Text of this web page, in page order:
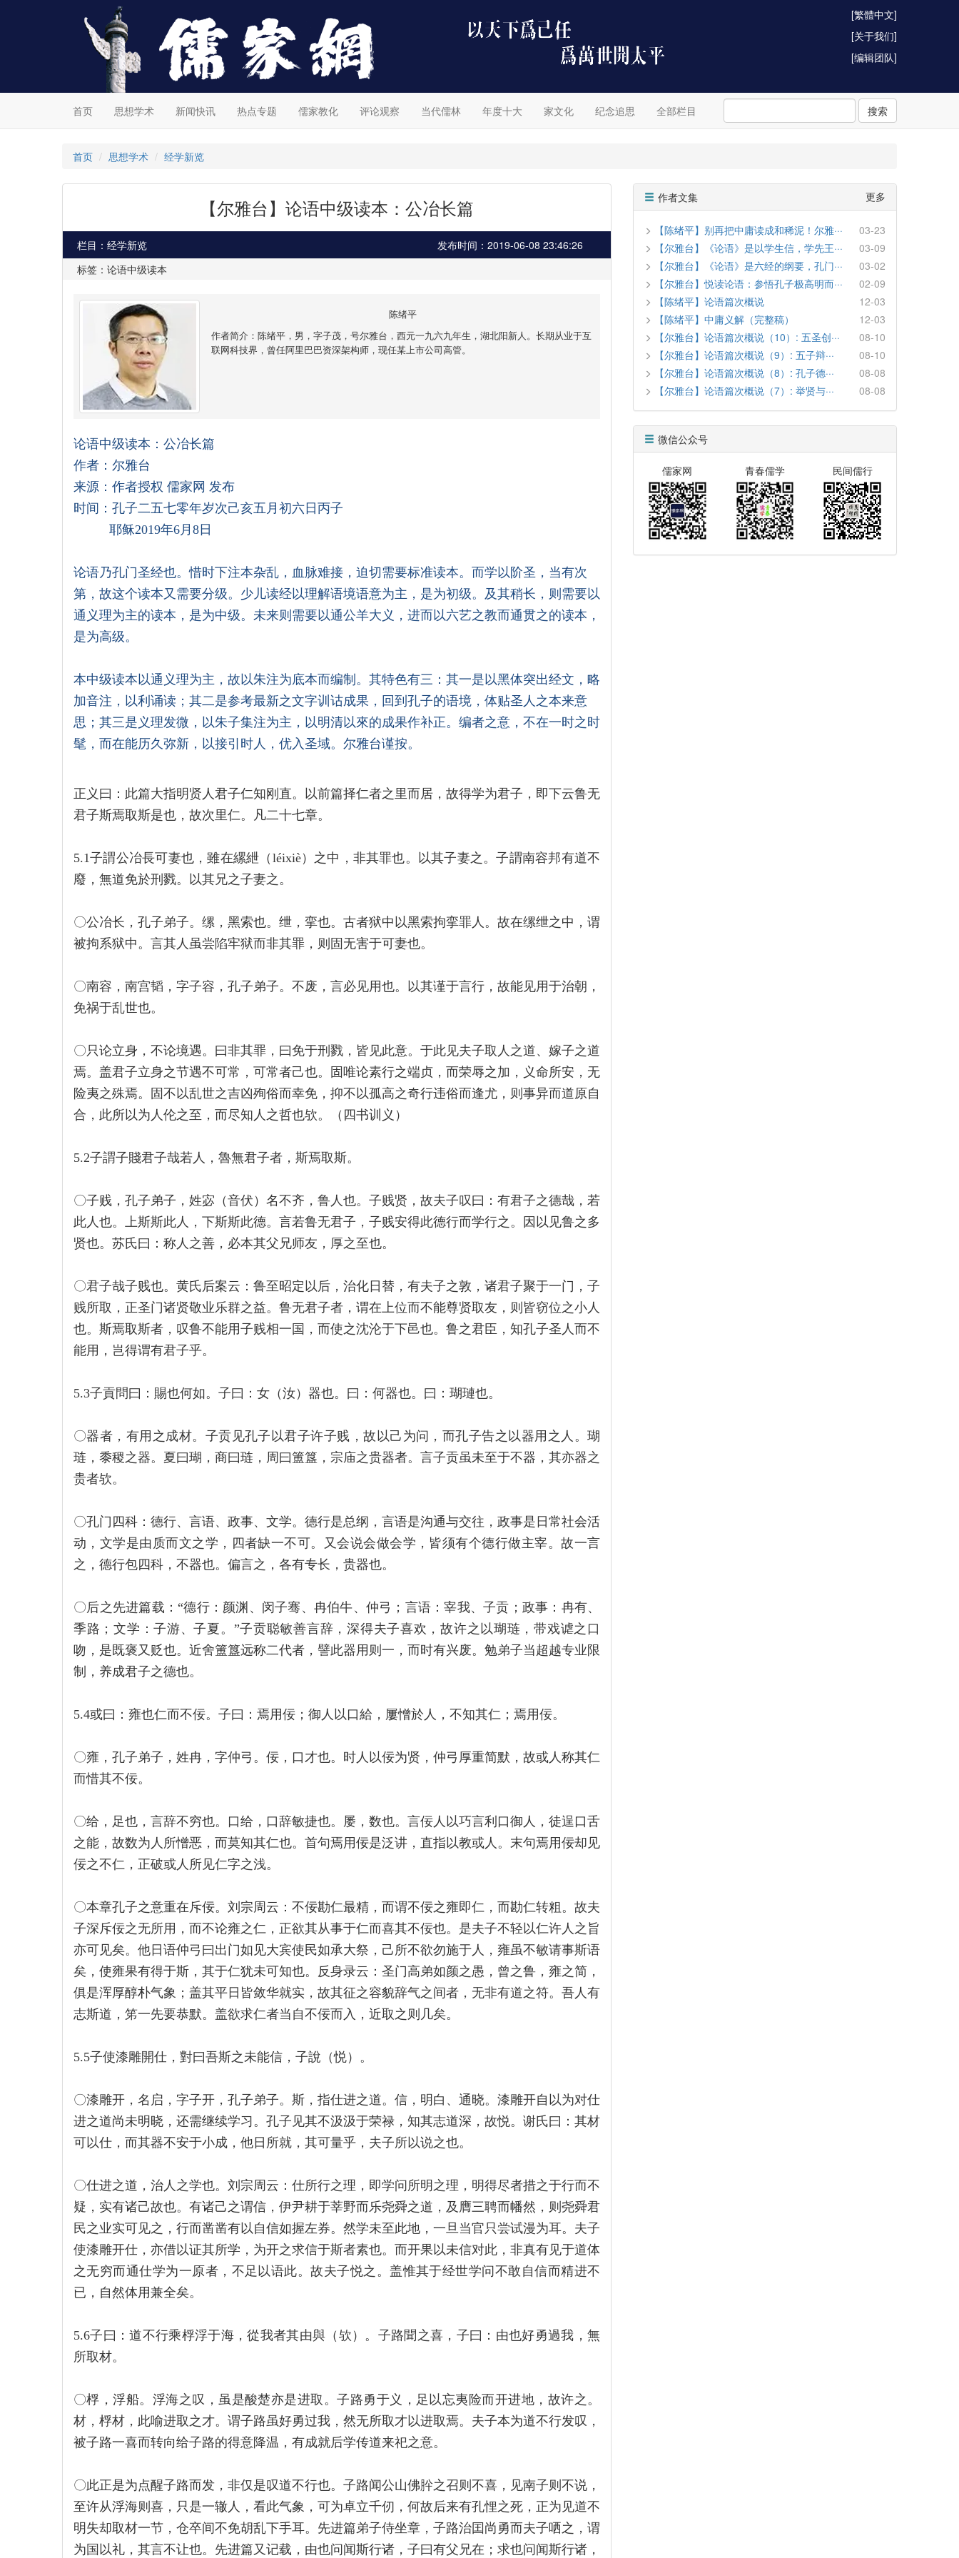
[繁體中文]
[关于我们]
[编辑团队]
首页 思想学术 新闻快讯 热点专题 儒家教化 评论观察 当代儒林 年度十大 家文化 纪念追思 全部栏目 搜索
首页 思想学术 经学新览
【尔雅台】论语中级读本：公冶长篇
栏目：经学新览
发布时间：2019-06-08 23:46:26
标签：论语中级读本
陈绪平
作者简介：陈绪平，男，字子茂，号尔雅台，西元一九六九年生，湖北阳新人。长期从业于互
联网科技界，曾任阿里巴巴资深架构师，现任某上市公司高管。
论语中级读本：公冶长篇
作者：尔雅台
来源：作者授权 儒家网 发布
时间：孔子二五七零年岁次己亥五月初六日丙子
耶稣2019年6月8日
论语乃孔门圣经也。惜时下注本杂乱，血脉难接，迫切需要标准读本。而学以阶圣，当有次
第，故这个读本又需要分级。少儿读经以理解语境语意为主，是为初级。及其稍长，则需要以
通义理为主的读本，是为中级。未来则需要以通公羊大义，进而以六艺之教而通贯之的读本，
是为高级。
本中级读本以通义理为主，故以朱注为底本而编制。其特色有三：其一是以黑体突出经文，略
加音注，以利诵读；其二是参考最新之文字训诂成果，回到孔子的语境，体贴圣人之本来意
思；其三是义理发微，以朱子集注为主，以明清以來的成果作补正。编者之意，不在一时之时
髦，而在能历久弥新，以接引时人，优入圣域。尔雅台谨按。
正义曰：此篇大指明贤人君子仁知刚直。以前篇择仁者之里而居，故得学为君子，即下云鲁无
君子斯焉取斯是也，故次里仁。凡二十七章。
5.1子謂公冶長可妻也，雖在縲紲（léixiè）之中，非其罪也。以其子妻之。子謂南容邦有道不
廢，無道免於刑戮。以其兄之子妻之。
〇公冶长，孔子弟子。缧，黑索也。绁，挛也。古者狱中以黑索拘挛罪人。故在缧绁之中，谓
被拘系狱中。言其人虽尝陷牢狱而非其罪，则固无害于可妻也。
〇南容，南宫韬，字子容，孔子弟子。不废，言必见用也。以其谨于言行，故能见用于治朝，
免祸于乱世也。
〇只论立身，不论境遇。曰非其罪，曰免于刑戮，皆见此意。于此见夫子取人之道、嫁子之道
焉。盖君子立身之节遇不可常，可常者己也。固唯论素行之端贞，而荣辱之加，义命所安，无
险夷之殊焉。固不以乱世之吉凶殉俗而幸免，抑不以孤高之奇行违俗而逢尤，则事异而道原自
合，此所以为人伦之至，而尽知人之哲也欤。（四书训义）
5.2子謂子賤君子哉若人，魯無君子者，斯焉取斯。
〇子贱，孔子弟子，姓宓（音伏）名不齐，鲁人也。子贱贤，故夫子叹曰：有君子之德哉，若
此人也。上斯斯此人，下斯斯此德。言若鲁无君子，子贱安得此德行而学行之。因以见鲁之多
贤也。苏氏曰：称人之善，必本其父兄师友，厚之至也。
〇君子哉子贱也。黄氏后案云：鲁至昭定以后，治化日替，有夫子之敦，诸君子聚于一门，子
贱所取，正圣门诸贤敬业乐群之益。鲁无君子者，谓在上位而不能尊贤取友，则皆窃位之小人
也。斯焉取斯者，叹鲁不能用子贱相一国，而使之沈沦于下邑也。鲁之君臣，知孔子圣人而不
能用，岂得谓有君子乎。
5.3子貢問曰：賜也何如。子曰：女（汝）器也。曰：何器也。曰：瑚璉也。
〇器者，有用之成材。子贡见孔子以君子许子贱，故以己为问，而孔子告之以器用之人。瑚
琏，黍稷之器。夏曰瑚，商曰琏，周曰簠簋，宗庙之贵器者。言子贡虽未至于不器，其亦器之
贵者欤。
〇孔门四科：德行、言语、政事、文学。德行是总纲，言语是沟通与交往，政事是日常社会活
动，文学是由质而文之学，四者缺一不可。又会说会做会学，皆须有个德行做主宰。故一言
之，德行包四科，不器也。偏言之，各有专长，贵器也。
〇后之先进篇载：“德行：颜渊、闵子骞、冉伯牛、仲弓；言语：宰我、子贡；政事：冉有、
季路；文学：子游、子夏。”子贡聪敏善言辞，深得夫子喜欢，故许之以瑚琏，带戏谑之口
吻，是既褒又贬也。近舍簠簋远称二代者，譬此器用则一，而时有兴废。勉弟子当超越专业限
制，养成君子之德也。
5.4或曰：雍也仁而不佞。子曰：焉用佞；御人以口給，屢憎於人，不知其仁；焉用佞。
〇雍，孔子弟子，姓冉，字仲弓。佞，口才也。时人以佞为贤，仲弓厚重简默，故或人称其仁
而惜其不佞。
〇给，足也，言辞不穷也。口给，口辞敏捷也。屡，数也。言佞人以巧言利口御人，徒逞口舌
之能，故数为人所憎恶，而莫知其仁也。首句焉用佞是泛讲，直指以教或人。末句焉用佞却见
佞之不仁，正破或人所见仁字之浅。
〇本章孔子之意重在斥佞。刘宗周云：不佞勘仁最精，而谓不佞之雍即仁，而勘仁转粗。故夫
子深斥佞之无所用，而不论雍之仁，正欲其从事于仁而喜其不佞也。是夫子不轻以仁许人之旨
亦可见矣。他日语仲弓曰出门如见大宾使民如承大祭，己所不欲勿施于人，雍虽不敏请事斯语
矣，使雍果有得于斯，其于仁犹未可知也。反身录云：圣门高弟如颜之愚，曾之鲁，雍之简，
俱是浑厚醇朴气象；盖其平日皆敛华就实，故其征之容貌辞气之间者，无非有道之符。吾人有
志斯道，笫一先要恭默。盖欲求仁者当自不佞而入，近取之则几矣。
5.5子使漆雕開仕，對曰吾斯之未能信，子說（悦）。
〇漆雕开，名启，字子开，孔子弟子。斯，指仕进之道。信，明白、通晓。漆雕开自以为对仕
进之道尚未明晓，还需继续学习。孔子见其不汲汲于荣禄，知其志道深，故悦。谢氏曰：其材
可以仕，而其器不安于小成，他日所就，其可量乎，夫子所以说之也。
〇仕进之道，治人之学也。刘宗周云：仕所行之理，即学问所明之理，明得尽者措之于行而不
疑，实有诸己故也。有诸己之谓信，伊尹耕于莘野而乐尧舜之道，及膺三聘而幡然，则尧舜君
民之业实可见之，行而凿凿有以自信如握左券。然学未至此地，一旦当官只尝试漫为耳。夫子
使漆雕开仕，亦借以证其所学，为开之求信于斯者素也。而开果以未信对此，非真有见于道体
之无穷而通仕学为一原者，不足以语此。故夫子悦之。盖惟其于经世学问不敢自信而精进不
已，自然体用兼全矣。
5.6子曰：道不行乘桴浮于海，從我者其由與（欤）。子路聞之喜，子曰：由也好勇過我，無
所取材。
〇桴，浮船。浮海之叹，虽是酸楚亦是进取。子路勇于义，足以忘夷险而开进地，故许之。
材，桴材，此喻进取之才。谓子路虽好勇过我，然无所取才以进取焉。夫子本为道不行发叹，
被子路一喜而转向给子路的得意降温，有成就后学传道来祀之意。
〇此正是为点醒子路而发，非仅是叹道不行也。子路闻公山佛肸之召则不喜，见南子则不说，
至许从浮海则喜，只是一辙人，看此气象，可为卓立千仞，何故后来有孔悝之死，正为见道不
明失却取材一节，仓卒间不免胡乱下手耳。先进篇弟子侍坐章，子路治囯尚勇而夫子哂之，谓
为国以礼，其言不让也。先进篇又记载，由也问闻斯行诸，子曰有父兄在；求也问闻斯行诸，
作者文集 更多
【陈绪平】别再把中庸读成和稀泥！尔雅···
03-23
【尔雅台】《论语》是以学生信，学先王···
03-09
【尔雅台】《论语》是六经的纲要，孔门···
03-02
【尔雅台】悦读论语：参悟孔子极高明而···
02-09
【陈绪平】论语篇次概说
12-03
【陈绪平】中庸义解（完整稿）
12-03
【尔雅台】论语篇次概说（10）: 五圣创···
08-10
【尔雅台】论语篇次概说（9）: 五子辩···
08-10
【尔雅台】论语篇次概说（8）: 孔子德···
08-08
【尔雅台】论语篇次概说（7）: 举贤与···
08-08
微信公众号
儒家网 青春儒学 民间儒行